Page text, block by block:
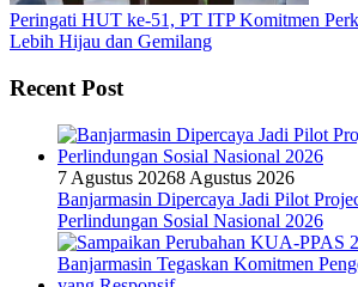
Peringati HUT ke-51, PT ITP Komitmen
Lebih Hijau dan Gemilang
Recent Post
7 Agustus 20268 Agustus 2026
Banjarmasin Dipercaya Jadi Pilot
Perlindungan Sosial Nasional 2026